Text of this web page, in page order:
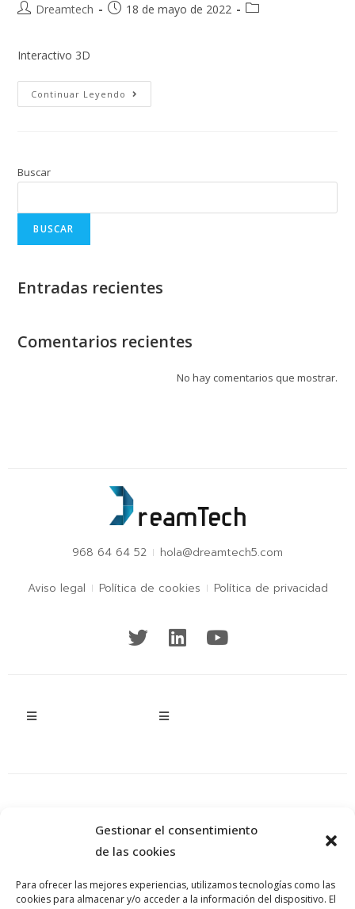
Gestionar el consentimiento
de las cookies
Para ofrecer las mejores experiencias, utilizamos tecnologías como las
cookies para almacenar y/o acceder a la información del dispositivo. El
Dreamtech 18 de mayo de 2022
Interactivo 3D
Continuar Leyendo
Buscar
BUSCAR
Entradas recientes
Comentarios recientes
No hay comentarios que mostrar.
968 64 64 52 hola@dreamtech5.com
Aviso legal Política de cookies Política de privacidad